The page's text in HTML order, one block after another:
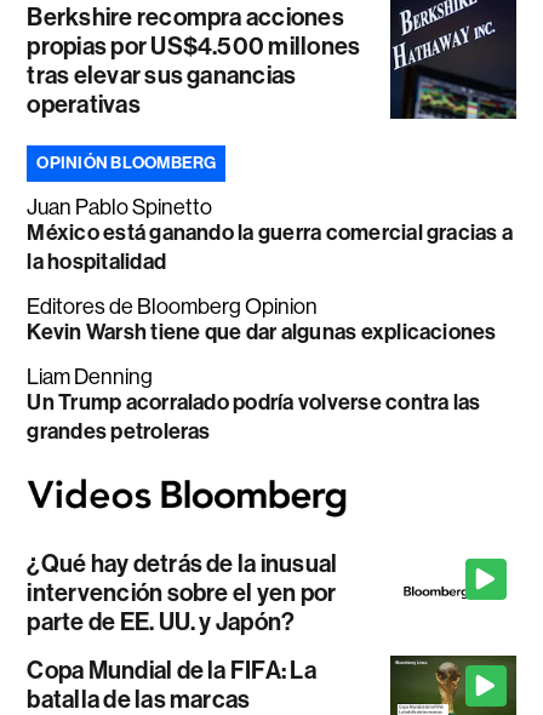
Berkshire recompra acciones
propias por US$4.500 millones
tras elevar sus ganancias
operativas
OPINIÓN BLOOMBERG
Juan Pablo Spinetto
México está ganando la guerra comercial gracias a
la hospitalidad
Editores de Bloomberg Opinion
Kevin Warsh tiene que dar algunas explicaciones
Liam Denning
Un Trump acorralado podría volverse contra las
grandes petroleras
¿Qué hay detrás de la inusual
intervención sobre el yen por
parte de EE. UU. y Japón?
Copa Mundial de la FIFA: La
batalla de las marcas